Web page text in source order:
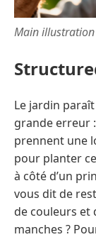
Main
Le jardin
grande erreur
prennent une
pour planter
à côté d’un
vous dit de
de couleurs et
manches ?